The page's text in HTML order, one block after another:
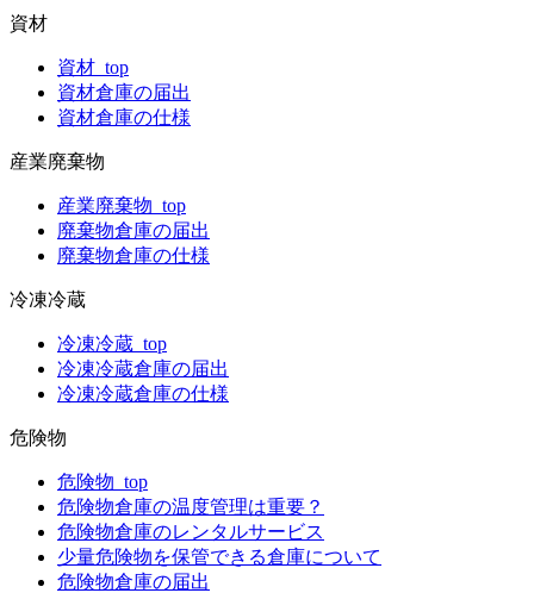
資材
資材_top
資材倉庫の届出
資材倉庫の仕様
産業廃棄物
産業廃棄物_top
廃棄物倉庫の届出
廃棄物倉庫の仕様
冷凍冷蔵
冷凍冷蔵_top
冷凍冷蔵倉庫の届出
冷凍冷蔵倉庫の仕様
危険物
危険物_top
危険物倉庫の温度管理は重要？
危険物倉庫のレンタルサービス
少量危険物を保管できる倉庫について
危険物倉庫の届出